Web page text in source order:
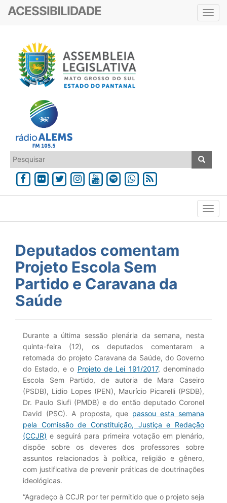
ACESSIBILIDADE
Deputados comentam
Projeto Escola Sem
Partido e Caravana da
Saúde
Durante a última sessão plenária da semana, nesta
quinta-feira (12), os deputados comentaram a
retomada do projeto Caravana da Saúde, do Governo
do Estado, e o Projeto de Lei 191/2017, denominado
Escola Sem Partido, de autoria de Mara Caseiro
(PSDB), Lidio Lopes (PEN), Maurício Picarelli (PSDB),
Dr. Paulo Siufi (PMDB) e do então deputado Coronel
David (PSC). A proposta, que passou esta semana
pela Comissão de Constituição, Justiça e Redação
(CCJR) e seguirá para primeira votação em plenário,
dispõe sobre os deveres dos professores sobre
assuntos relacionados à política, religião e gênero,
com justificativa de prevenir práticas de doutrinações
ideológicas.
“Agradeço à CCJR por ter permitido que o projeto seja